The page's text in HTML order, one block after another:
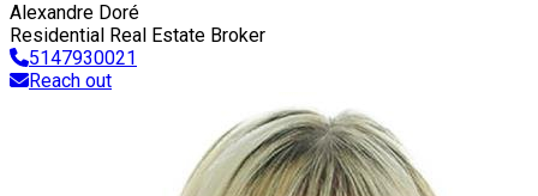
Alexandre Doré
Residential Real Estate Broker
5147930021
Reach out